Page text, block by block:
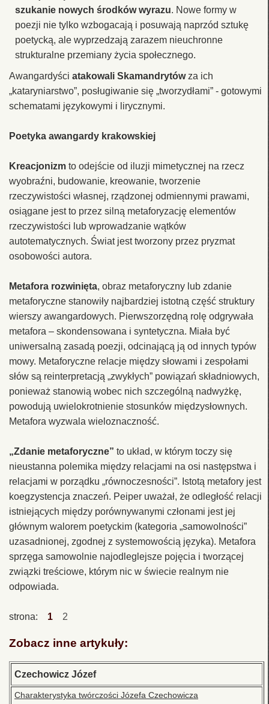
szukanie nowych środków wyrazu. Nowe formy w
poezji nie tylko wzbogacają i posuwają naprzód sztukę
poetycką, ale wyprzedzają zarazem nieuchronne
strukturalne przemiany życia społecznego.
Awangardyści atakowali Skamandrytówza ich
„kataryniarstwo”, posługiwanie się „tworzydłami” - gotowymi
schematami językowymi i lirycznymi.
Poetyka awangardy krakowskiej
Kreacjonizm to odejście od iluzji mimetycznej na rzecz
wyobraźni, budowanie, kreowanie, tworzenie
rzeczywistości własnej, rządzonej odmiennymi prawami,
osiągane jest to przez silną metaforyzację elementów
rzeczywistości lub wprowadzanie wątków
autotematycznych. Świat jest tworzony przez pryzmat
osobowości autora.
Metafora rozwinięta, obraz metaforyczny lub zdanie
metaforyczne stanowiły najbardziej istotną część struktury
wierszy awangardowych. Pierwszorzędną rolę odgrywała
metafora – skondensowana i syntetyczna. Miała być
uniwersalną zasadą poezji, odcinającą ją od innych typów
mowy. Metaforyczne relacje między słowami i zespołami
słów są reinterpretacją „zwykłych” powiązań składniowych,
ponieważ stanowią wobec nich szczególną nadwyżkę,
powodują uwielokrotnienie stosunków międzysłownych.
Metafora wyzwala wieloznaczność.
„Zdanie metaforyczne” to układ, w którym toczy się
nieustanna polemika między relacjami na osi następstwa i
relacjami w porządku „równoczesności”. Istotą metafory jest
koegzystencja znaczeń. Peiper uważał, że odległość relacji
istniejących między porównywanymi członami jest jej
głównym walorem poetyckim (kategoria „samowolności”
uzasadnionej, zgodnej z systemowością języka). Metafora
sprzęga samowolnie najodleglejsze pojęcia i tworzącej
związki treściowe, którym nic w świecie realnym nie
odpowiada.
strona: 1 2
Zobacz inne artykuły:
Czechowicz Józef
Charakterystyka twórczości Józefa Czechowicza